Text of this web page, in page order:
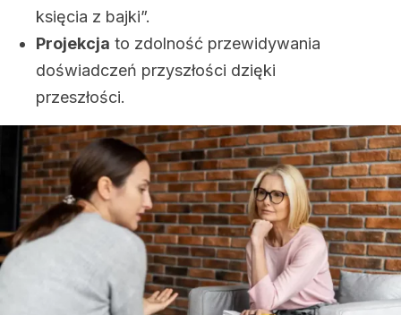
księcia z bajki”.
Projekcja to zdolność przewidywania
doświadczeń przyszłości dzięki
przeszłości.